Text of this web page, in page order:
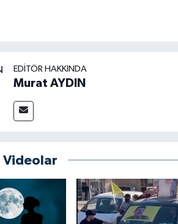
EDITÖR HAKKINDA
Murat AYDIN
Videolar